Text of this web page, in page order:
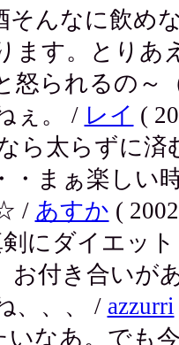
そんなに飲め
ます。とりあ
怒られるの～
ぇ。 / レイ (
ら太らずに
・まぁ楽しい
/ あすか (
剣にダイエッ
お付き合いが
、、、 / azzurri
いなあ。でも